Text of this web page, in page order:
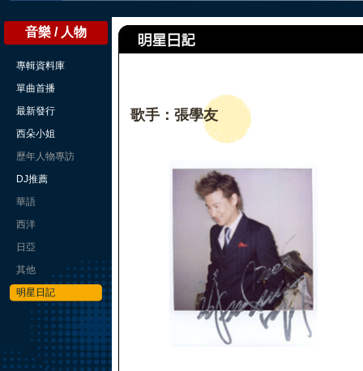
音樂 / 人物
專輯資料庫
單曲首播
最新發行
西朵小姐
歷年人物專訪
DJ推薦
華語
西洋
日亞
其他
明星日記
歌手：張學友